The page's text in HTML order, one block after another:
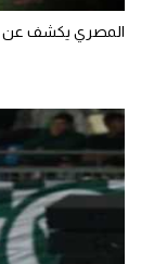
المصري يكشف عن